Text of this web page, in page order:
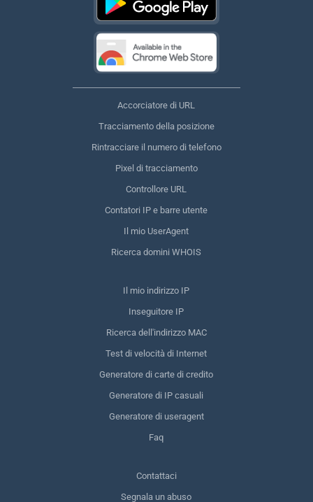
Accorciatore di URL
Tracciamento della posizione
Rintracciare il numero di telefono
Pixel di tracciamento
Controllore URL
Contatori IP e barre utente
Il mio UserAgent
Ricerca domini WHOIS
Il mio indirizzo IP
Inseguitore IP
Ricerca dell'indirizzo MAC
Test di velocità di Internet
Generatore di carte di credito
Generatore di IP casuali
Generatore di useragent
Faq
Contattaci
Segnala un abuso